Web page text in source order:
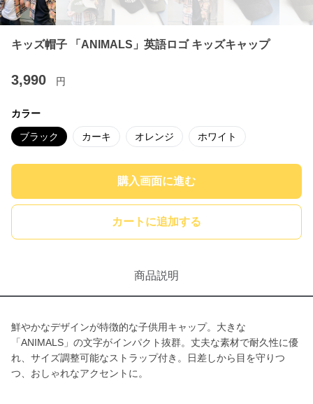
キッズ帽子 「ANIMALS」英語ロゴ キッズキャップ
3,990 円
カラー
ブラック カーキ オレンジ ホワイト
購入画面に進む
カートに追加する
商品説明
鮮やかなデザインが特徴的な子供用キャップ。大きな
「ANIMALS」の文字がインパクト抜群。丈夫な素材で耐久性に優
れ、サイズ調整可能なストラップ付き。日差しから目を守りつ
つ、おしゃれなアクセントに。